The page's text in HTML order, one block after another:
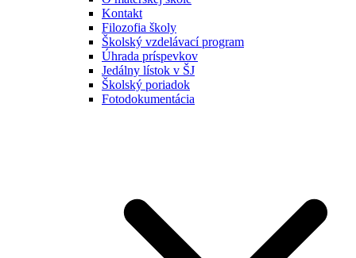
Kontakt
Filozofia školy
Školský vzdelávací program
Úhrada príspevkov
Jedálny lístok v ŠJ
Školský poriadok
Fotodokumentácia